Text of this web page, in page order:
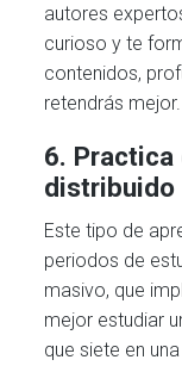
autores
curioso y te
contenidos,
retendrás mejor.
6.
distribuido
Este tipo de
periodos de
masivo, que
mejor estudiar
que siete en